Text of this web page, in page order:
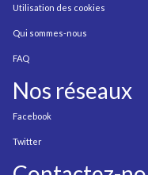
Utilisation des cookies
Qui sommes-nous
FAQ
Nos réseaux
Facebook
Twitter